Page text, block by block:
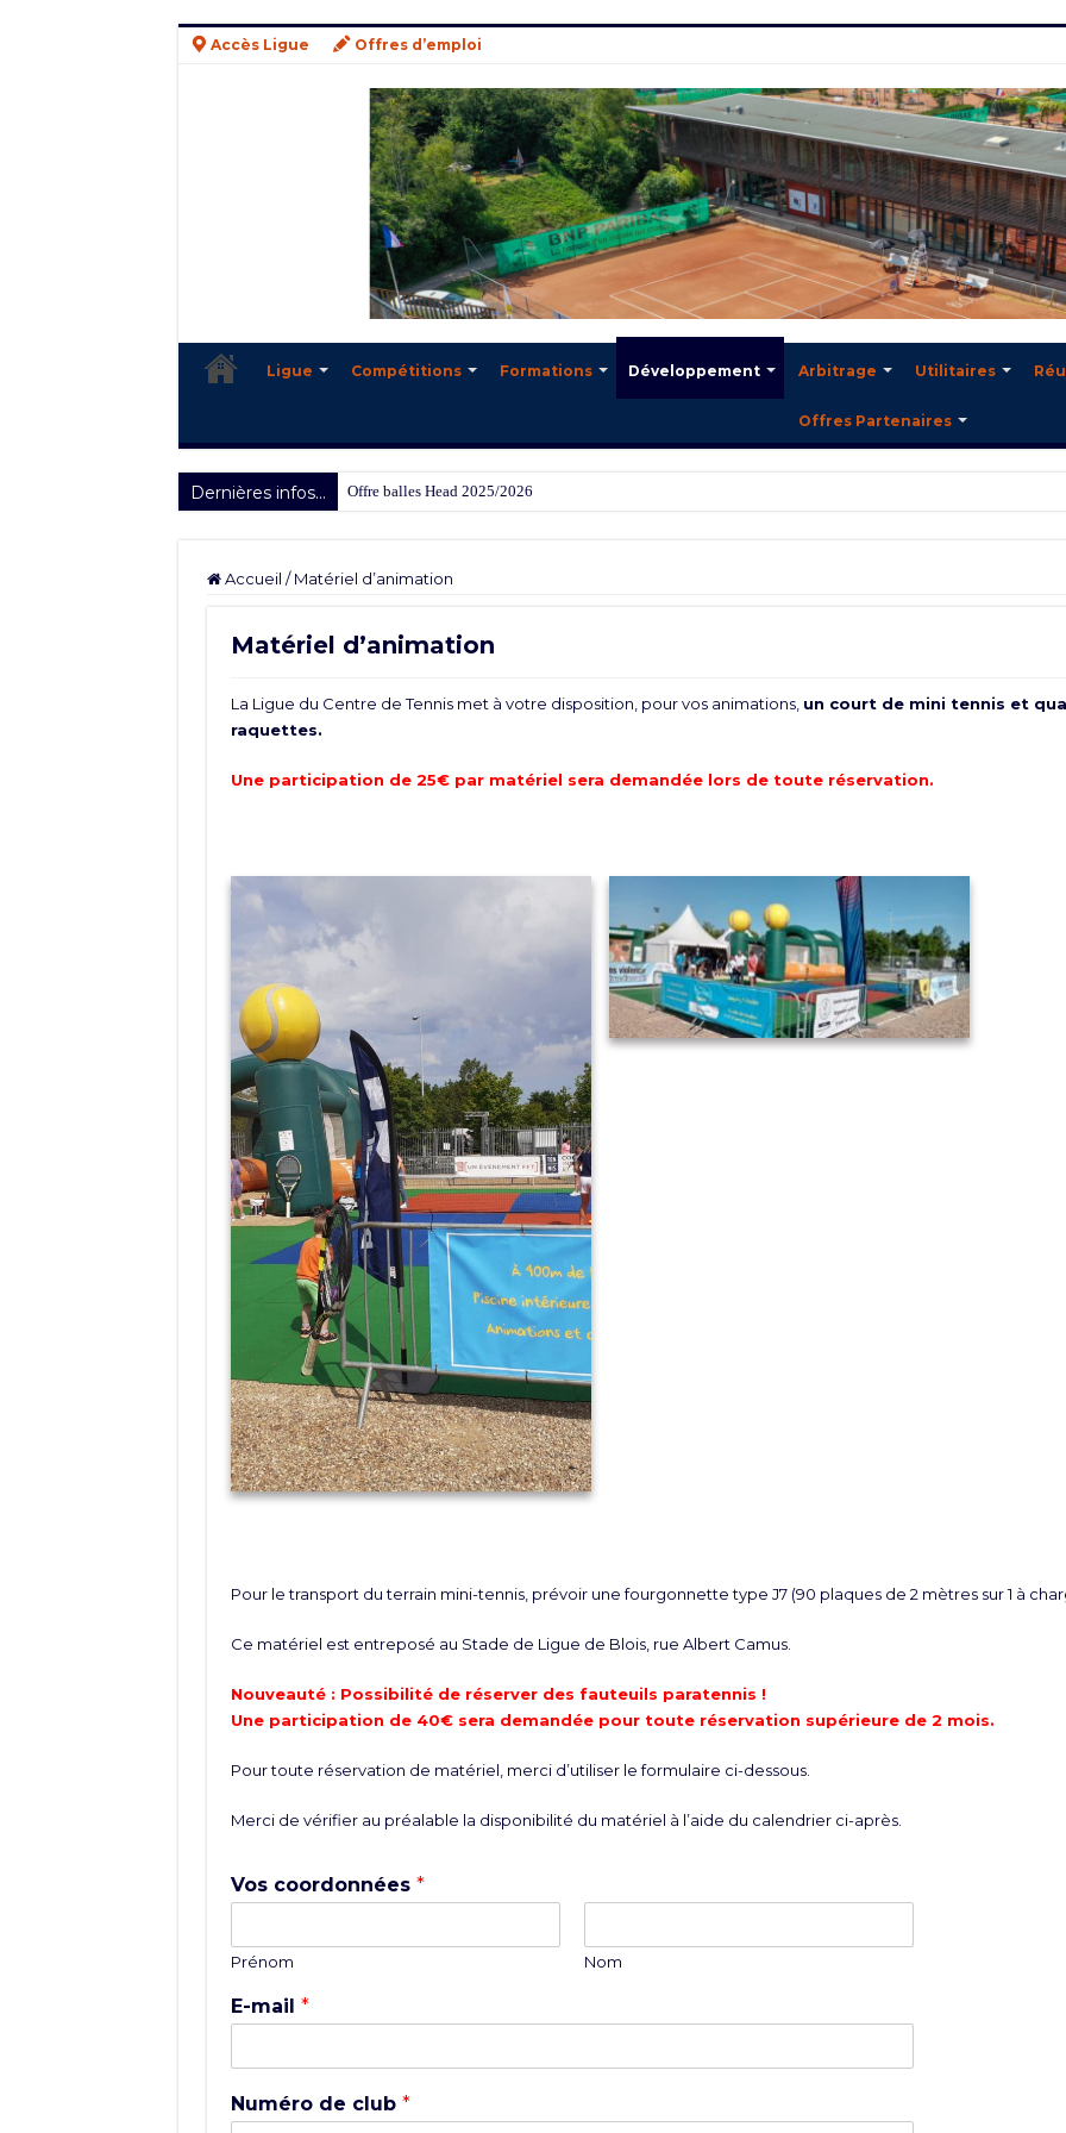
Accès Ligue Offres d’emploi
Ligue Compétitions Formations Développement Arbitrage Utilitaires
Offres Partenaires
Dernières infos... Offre balles Head 2025/2026
Accueil / Matériel d’animation
Matériel d’animation
La Ligue du Centre de Tennis met à votre disposition, pour vos animations, un court de mini tennis et
raquettes.
Une participation de 25€ par matériel sera demandée lors de toute réservation.
Pour le transport du terrain mini-tennis, prévoir une fourgonnette type J7 (90 plaques de 2 mètres sur 1 à
Ce matériel est entreposé au Stade de Ligue de Blois, rue Albert Camus.
Nouveauté : Possibilité de réserver des fauteuils paratennis !
Une participation de 40€ sera demandée pour toute réservation supérieure de 2 mois.
Pour toute réservation de matériel, merci d’utiliser le formulaire ci-dessous.
Merci de vérifier au préalable la disponibilité du matériel à l’aide du calendrier ci-après.
Vos coordonnées *
Prénom Nom
E-mail *
Numéro de club *